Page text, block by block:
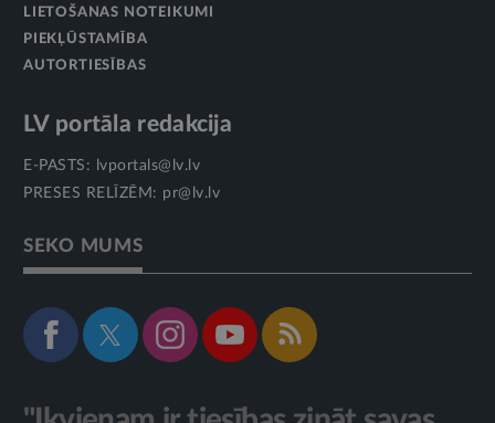
LIETOŠANAS NOTEIKUMI
PIEKĻŪSTAMĪBA
AUTORTIESĪBAS
LV portāla redakcija
E-PASTS:
lvportals@lv.lv
PRESES RELĪZĒM: pr@lv.lv
SEKO MUMS